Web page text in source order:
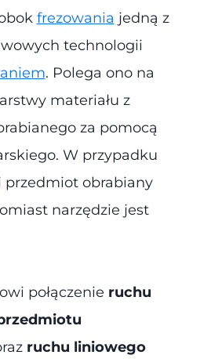
frezowania jedną z
technologii
. Polega ono na
materiału z
za pomocą
W przypadku
obrabiany
narzędzie jest
połączenie ruchu
ruchu liniowego